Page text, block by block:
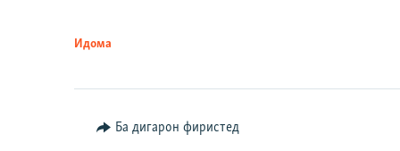
Идома
Ба дигарон фиристед